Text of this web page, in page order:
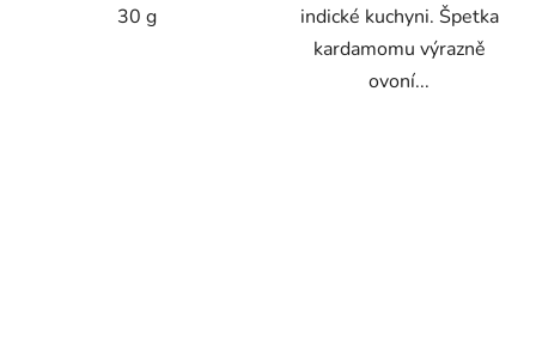
30 g
indické kuchyni. Špetka
kardamomu výrazně
ovoní...